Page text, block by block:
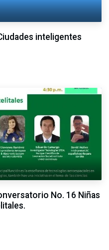
inteligentes
No. 16 Niñas